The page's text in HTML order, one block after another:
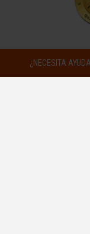
¿NECESITA